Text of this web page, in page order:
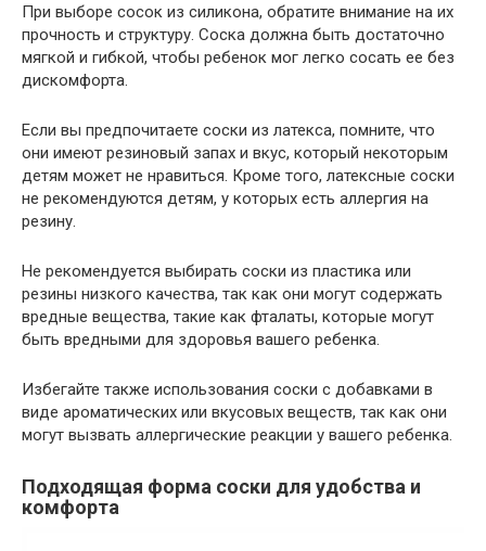
При выборе сосок из силикона, обратите внимание на их
прочность и структуру. Соска должна быть достаточно
мягкой и гибкой, чтобы ребенок мог легко сосать ее без
дискомфорта.
Если вы предпочитаете соски из латекса, помните, что
они имеют резиновый запах и вкус, который некоторым
детям может не нравиться. Кроме того, латексные соски
не рекомендуются детям, у которых есть аллергия на
резину.
Не рекомендуется выбирать соски из пластика или
резины низкого качества, так как они могут содержать
вредные вещества, такие как фталаты, которые могут
быть вредными для здоровья вашего ребенка.
Избегайте также использования соски с добавками в
виде ароматических или вкусовых веществ, так как они
могут вызвать аллергические реакции у вашего ребенка.
Подходящая форма соски для удобства и
комфорта